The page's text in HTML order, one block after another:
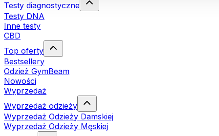
Testy diagnostyczne
Testy DNA
Inne testy
CBD
Top oferty
Bestsellery
Odzież GymBeam
Nowości
Wyprzedaż
Wyprzedaż odzieży
Wyprzedaż Odzieży Damskiej
Wyprzedaż Odzieży Męskiej